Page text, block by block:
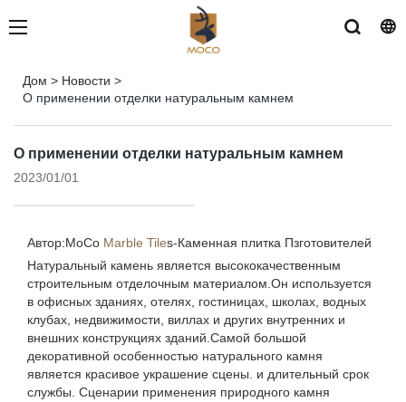
Дом > Новости >
О применении отделки натуральным камнем
О применении отделки натуральным камнем
2023/01/01
Автор:MoCo Marble Tiles-Каменная плитка Пзготовителей
Натуральный камень является высококачественным
строительным отделочным материалом.Он используется
в офисных зданиях, отелях, гостиницах, школах, водных
клубах, недвижимости, виллах и других внутренних и
внешних конструкциях зданий.Самой большой
декоративной особенностью натурального камня
является красивое украшение сцены. и длительный срок
службы. Сценарии применения природного камня